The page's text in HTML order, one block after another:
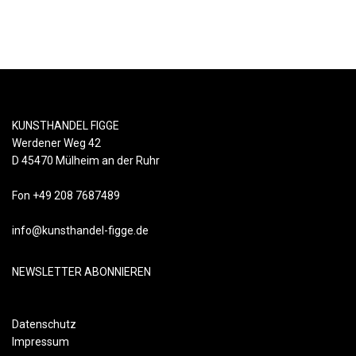
KUNSTHANDEL FIGGE
Werdener Weg 42
D 45470 Mülheim an der Ruhr
Fon +49 208 7687489
info@kunsthandel-figge.de
NEWSLETTER ABONNIEREN
Datenschutz
Impressum